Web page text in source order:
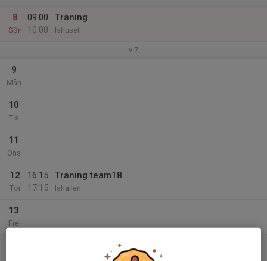
8
Sön
09:00
10:00
Träning
Ishuset
v.7
9
Mån
10
Tis
11
Ons
12
Tor
16:15
17:15
Träning team18
Ishallen
13
Fre